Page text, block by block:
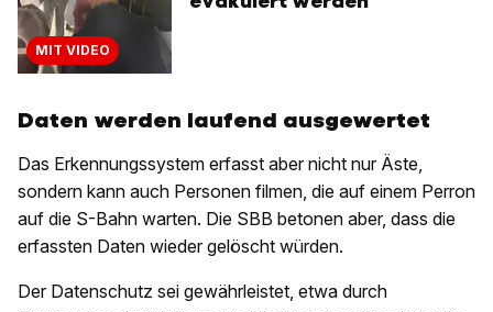
MIT VIDEO
Daten werden laufend ausgewertet
Das Erkennungssystem erfasst aber nicht nur Äste,
sondern kann auch Personen filmen, die auf einem Perron
auf die S-Bahn warten. Die SBB betonen aber, dass die
erfassten Daten wieder gelöscht würden.
Der Datenschutz sei gewährleistet, etwa durch